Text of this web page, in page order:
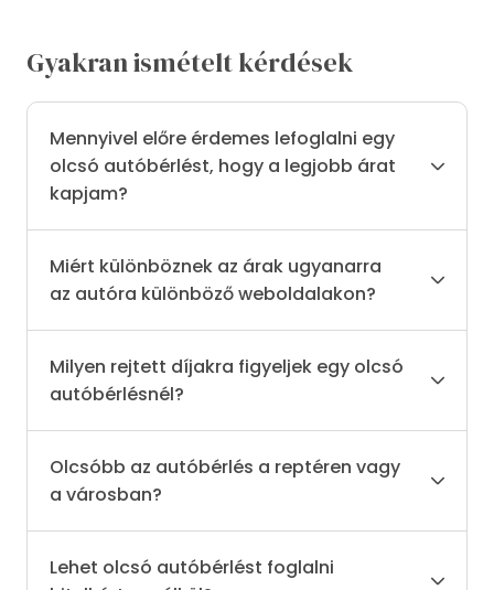
Gyakran ismételt kérdések
Mennyivel előre érdemes lefoglalni egy
olcsó autóbérlést, hogy a legjobb árat
kapjam?
Miért különböznek az árak ugyanarra
az autóra különböző weboldalakon?
Milyen rejtett díjakra figyeljek egy olcsó
autóbérlésnél?
Olcsóbb az autóbérlés a reptéren vagy
a városban?
Lehet olcsó autóbérlést foglalni